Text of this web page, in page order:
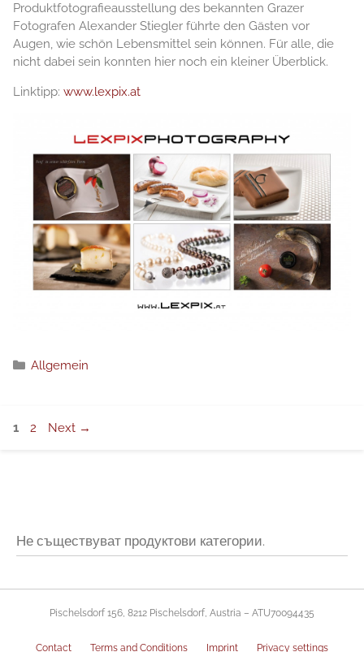
Produktfotografieausstellung des bekannten Grazer
Fotografen Alexander Stiegler führte den Gästen vor
Augen, wie schön Lebensmittel sein können. Für alle, die
nicht dabei sein konnten hier noch ein kleiner Überblick.
Linktipp: www.lexpix.at
Категории
Allgemein
Page
1 Page
2 Next →
Не съществуват продуктови категории.
Pischelsdorf 156, 8212 Pischelsdorf, Austria – ATU70094435
Contact Terms and Conditions Imprint Privacy settings